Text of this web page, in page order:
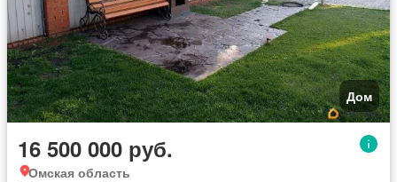
Дом
16 500 000 руб.
Омская область